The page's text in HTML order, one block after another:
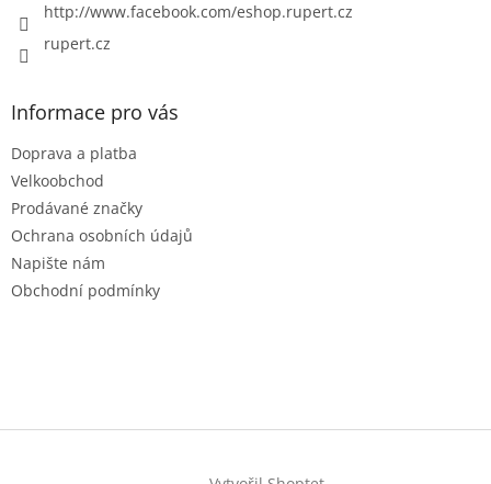
http://www.facebook.com/eshop.rupert.cz
rupert.cz
Informace pro vás
Doprava a platba
Velkoobchod
Prodávané značky
Ochrana osobních údajů
Napište nám
Obchodní podmínky